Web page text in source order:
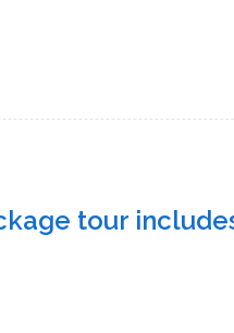
tour